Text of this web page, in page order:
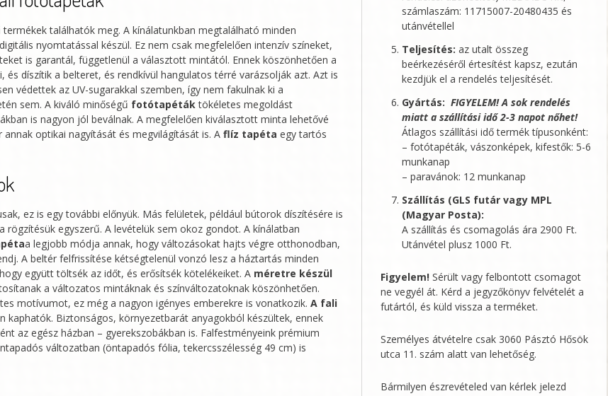
találhatók meg. A kínálatunkban megtalálható minden
nyomtatással készül. Ez nem csak megfelelően intenzív színeket,
is garantál, függetlenül a választott mintától. Ennek köszönhetően a
és díszítik a belteret, és rendkívül hangulatos térré varázsolják azt. Azt is
védettek az UV-sugarakkal szemben, így nem fakulnak ki a
sem. A kiváló minőségű fotótapéták tökéletes megoldást
is nagyon jól beválnak. A megfelelően kiválasztott minta lehetővé
optikai nagyítását és megvilágítását is. Aflíz tapéta egy tartós
ez is egy további előnyük. Más felületek, például bútorok díszítésére is
rögzítésük egyszerű. A levételük sem okoz gondot. A kínálatban
a legjobb módja annak, hogy változásokat hajts végre otthonodban,
A beltér felfrissítése kétségtelenül vonzó lesz a háztartás minden
együtt töltsék az időt, és erősítsék kötelékeiket. A méretre készül
a változatos mintáknak és színváltozatoknak köszönhetően.
motívumot, ez még a nagyon igényes emberekre is vonatkozik.A fali
kaphatók. Biztonságos, környezetbarát anyagokból készültek, ennek
az egész házban – gyerekszobákban is. Falfestményeink prémium
változatban (öntapadós fólia, tekercsszélesség 49 cm) is
számlaszám: 11715007-20480435 és
utánvétellel
Teljesítés: az utalt összeg
beérkezéséről értesítést kapsz, ezután
kezdjük el a rendelés teljesítését.
Gyártás: FIGYELEM! A sok rendelés
miatt a szállítási idő 2-3 napot nőhet!
Átlagos szállítási idő termék típusonként:
– fotótapéták, vászonképek, kifestők: 5-6
munkanap
– paravánok: 12 munkanap
Szállítás (GLS futár vagy MPL
(Magyar Posta):
A szállítás és csomagolás ára 2900 Ft.
Utánvétel plusz 1000 Ft.
Figyelem! Sérült vagy felbontott csomagot
ne vegyél át. Kérd a jegyzőkönyv felvételét a
futártól, és küld vissza a terméket.
Személyes átvételre csak 3060 Pásztó Hősök
utca 11. szám alatt van lehetőség.
Bármilyen észrevételed van kérlek jelezd